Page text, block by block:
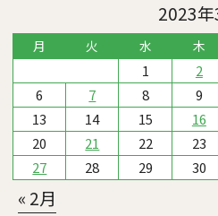
2023年
月 火 水 木
1 2
6
7 8 9
13
14 15 16
20
21 22 23
27
28 29 30
« 2月